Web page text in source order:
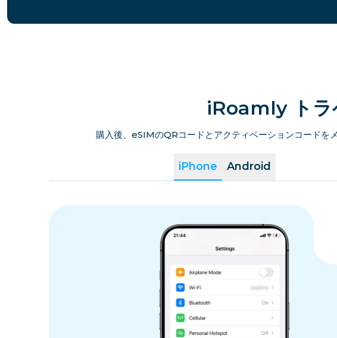
iRoamly トラ
購入後、eSIMのQRコードとアクティベーションコードを
iPhone Android